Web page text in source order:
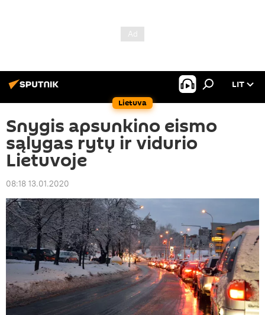
Lietuva
LIT
Snygis apsunkino eismo
sąlygas rytų ir vidurio
Lietuvoje
08:18 13.01.2020